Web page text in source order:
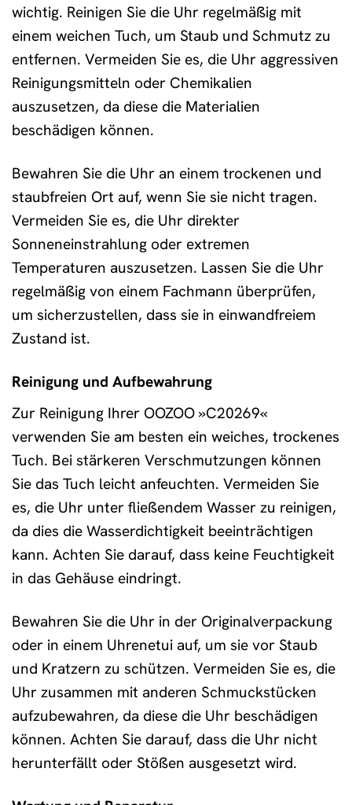
wichtig. Reinigen Sie die Uhr regelmäßig mit
einem weichen Tuch, um Staub und Schmutz zu
entfernen. Vermeiden Sie es, die Uhr aggressiven
Reinigungsmitteln oder Chemikalien
auszusetzen, da diese die Materialien
beschädigen können.
Bewahren Sie die Uhr an einem trockenen und
staubfreien Ort auf, wenn Sie sie nicht tragen.
Vermeiden Sie es, die Uhr direkter
Sonneneinstrahlung oder extremen
Temperaturen auszusetzen. Lassen Sie die Uhr
regelmäßig von einem Fachmann überprüfen,
um sicherzustellen, dass sie in einwandfreiem
Zustand ist.
Reinigung und Aufbewahrung
Zur Reinigung Ihrer OOZOO »C20269«
verwenden Sie am besten ein weiches, trockenes
Tuch. Bei stärkeren Verschmutzungen können
Sie das Tuch leicht anfeuchten. Vermeiden Sie
es, die Uhr unter fließendem Wasser zu reinigen,
da dies die Wasserdichtigkeit beeinträchtigen
kann. Achten Sie darauf, dass keine Feuchtigkeit
in das Gehäuse eindringt.
Bewahren Sie die Uhr in der Originalverpackung
oder in einem Uhrenetui auf, um sie vor Staub
und Kratzern zu schützen. Vermeiden Sie es, die
Uhr zusammen mit anderen Schmuckstücken
aufzubewahren, da diese die Uhr beschädigen
können. Achten Sie darauf, dass die Uhr nicht
herunterfällt oder Stößen ausgesetzt wird.